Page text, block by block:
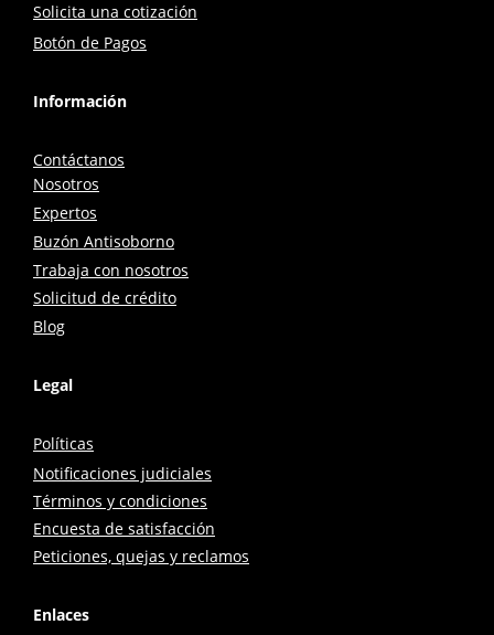
Solicita una cotización
Botón de Pagos
Información
Contáctanos
Nosotros
Expertos
Buzón Antisoborno
Trabaja con nosotros
Solicitud de crédito
Blog
Legal
Políticas
Notificaciones judiciales
Términos y condiciones
Encuesta de satisfacción
Peticiones, quejas y reclamos
Enlaces